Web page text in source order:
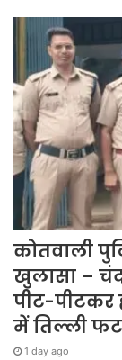
कोतवाली
खुलासा –
पीट-पीटकर
में तिल्ली
1 day ago